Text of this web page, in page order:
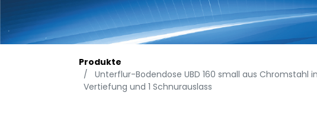
Produkte
Unterflur-Bodendose UBD 160 small aus Chromstahl
Vertiefung und 1 Schnurauslass